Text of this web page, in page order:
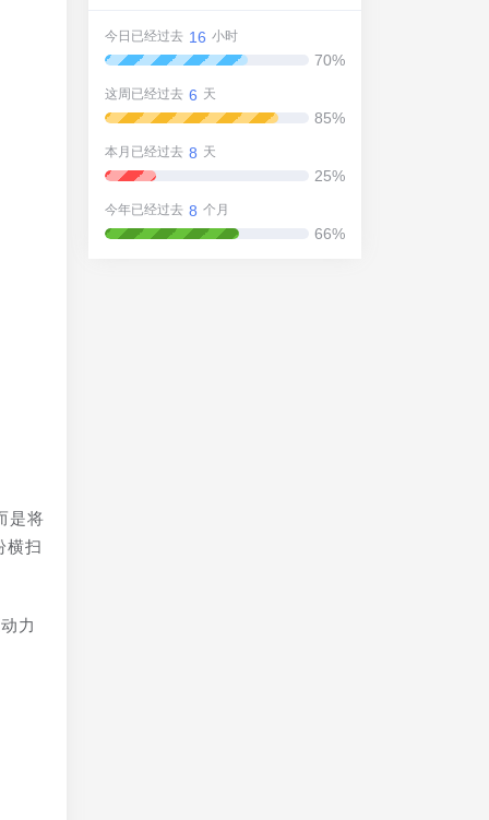
是将
横扫
力
今日已经过去 16 小时
70%
这周已经过去 6 天
85%
本月已经过去 8 天
25%
今年已经过去 8 个月
66%